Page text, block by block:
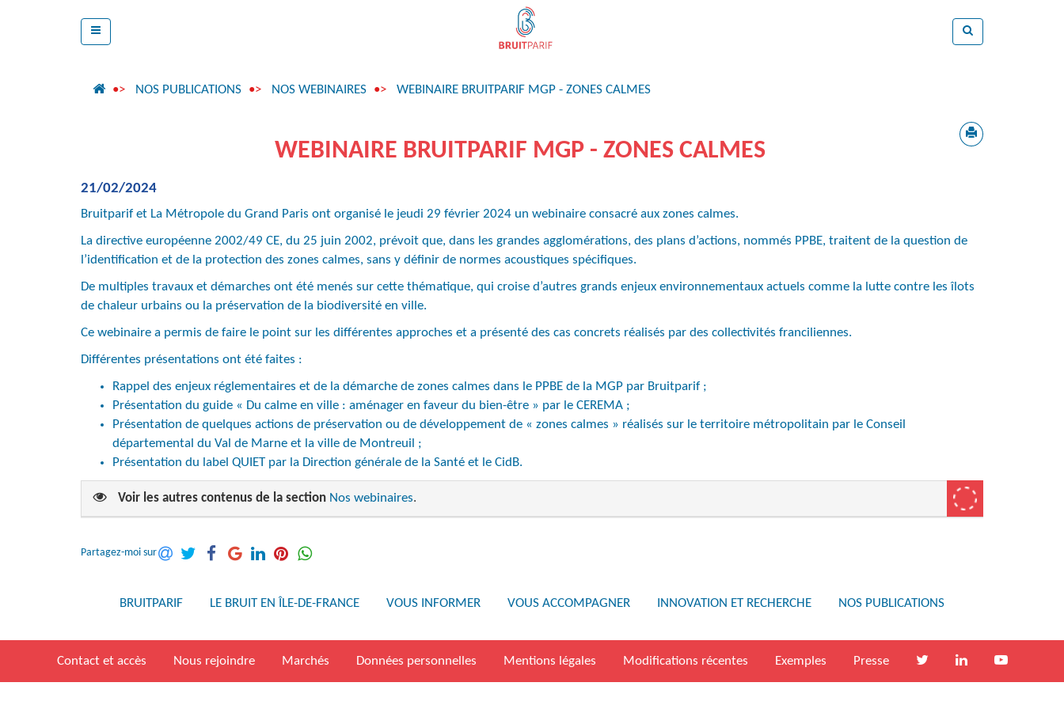
NOS PUBLICATIONS NOS WEBINAIRES WEBINAIRE BRUITPARIF MGP - ZONES CALMES
WEBINAIRE BRUITPARIF MGP - ZONES CALMES
21/02/2024
Bruitparif et La Métropole du Grand Paris ont organisé le jeudi 29 février 2024 un webinaire consacré aux zones calmes.
La directive européenne 2002/49 CE, du 25 juin 2002, prévoit que, dans les grandes agglomérations, des plans d’actions, nommés PPBE, traitent de la question de
l’identification et de la protection des zones calmes, sans y définir de normes acoustiques spécifiques.
De multiples travaux et démarches ont été menés sur cette thématique, qui croise d’autres grands enjeux environnementaux actuels comme la lutte contre les îlots
de chaleur urbains ou la préservation de la biodiversité en ville.
Ce webinaire a permis de faire le point sur les différentes approches et a présenté des cas concrets réalisés par des collectivités franciliennes.
Différentes présentations ont été faites :
Rappel des enjeux réglementaires et de la démarche de zones calmes dans le PPBE de la MGP par Bruitparif ;
Présentation du guide « Du calme en ville : aménager en faveur du bien-être » par le CEREMA ;
Présentation de quelques actions de préservation ou de développement de « zones calmes » réalisés sur le territoire métropolitain par le Conseil
départemental du Val de Marne et la ville de Montreuil ;
Présentation du label QUIET par la Direction générale de la Santé et le CidB.
Voir les autres contenus de la section Nos webinaires.
Partagez-moi sur
BRUITPARIF LE BRUIT EN ÎLE-DE-FRANCE VOUS INFORMER VOUS ACCOMPAGNER INNOVATION ET RECHERCHE NOS PUBLICATIONS
Contact et accès Nous rejoindre Marchés Données personnelles Mentions légales Modifications récentes Exemples Presse